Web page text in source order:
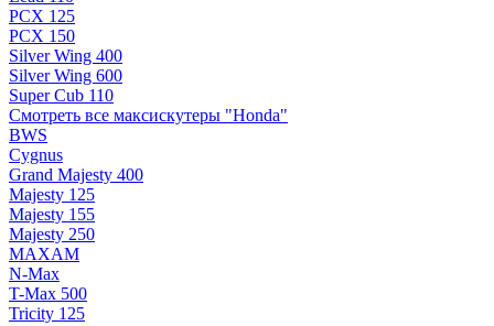
PCX 125
PCX 150
Silver Wing 400
Silver Wing 600
Super Cub 110
Смотреть все максискутеры "Honda"
BWS
Cygnus
Grand Majesty 400
Majesty 125
Majesty 155
Majesty 250
MAXAM
N-Max
T-Max 500
Tricity 125